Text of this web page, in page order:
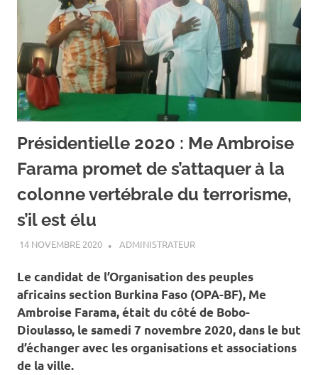
Présidentielle 2020 : Me Ambroise
Farama promet de s’attaquer à la
colonne vertébrale du terrorisme,
s’il est élu
14 NOVEMBRE 2020 ADMINISTRATEURA LA UNE
NOVEMBRE 2020
Le candidat de l’Organisation des peuples
africains section Burkina Faso (OPA-BF), Me
Ambroise Farama, était du côté de Bobo-
Dioulasso, le samedi 7 novembre 2020, dans le but
d’échanger avec les organisations et associations
de la ville.